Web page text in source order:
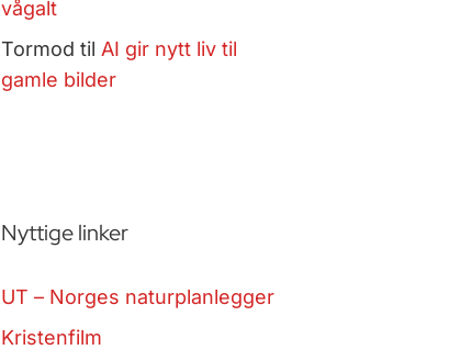
vågalt
Tormod til AI gir nytt liv til
gamle bilder
Nyttige linker
UT – Norges naturplanlegger
Kristenfilm